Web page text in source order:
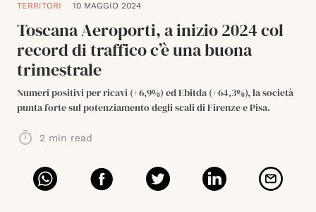
TERRITORI 10 MAGGIO 2024
Toscana Aeroporti, a inizio 2024 col
record di traffico c’è una buona
trimestrale
Numeri positivi per ricavi (+6,9%) ed Ebitda (+64,3%), la società
punta forte sul potenziamento degli scali di Firenze e Pisa.
2 min read